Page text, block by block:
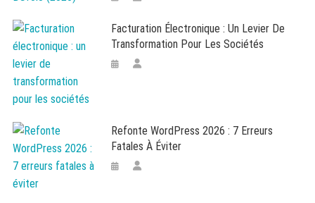
Facturation Électronique : Un Levier De
Transformation Pour Les Sociétés
Refonte WordPress 2026 : 7 Erreurs
Fatales À Éviter